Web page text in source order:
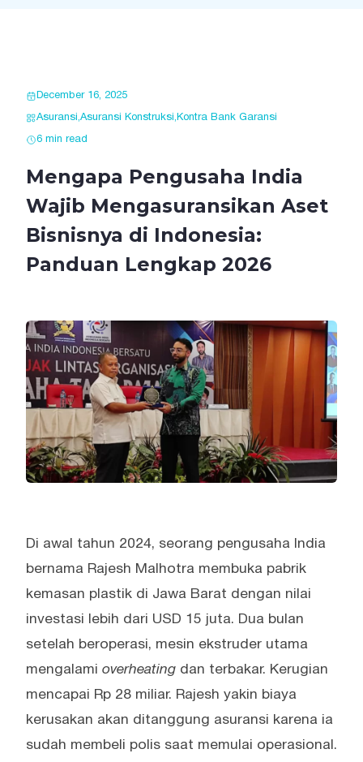
December 16, 2025
Asuransi,Asuransi Konstruksi,Kontra Bank Garansi
6 min read
Mengapa Pengusaha India
Wajib Mengasuransikan Aset
Bisnisnya di Indonesia:
Panduan Lengkap 2026
Di awal tahun 2024, seorang pengusaha India
bernama Rajesh Malhotra membuka pabrik
kemasan plastik di Jawa Barat dengan nilai
investasi lebih dari USD 15 juta. Dua bulan
setelah beroperasi, mesin ekstruder utama
mengalami overheating dan terbakar. Kerugian
mencapai Rp 28 miliar. Rajesh yakin biaya
kerusakan akan ditanggung asuransi karena ia
sudah membeli polis saat memulai operasional.